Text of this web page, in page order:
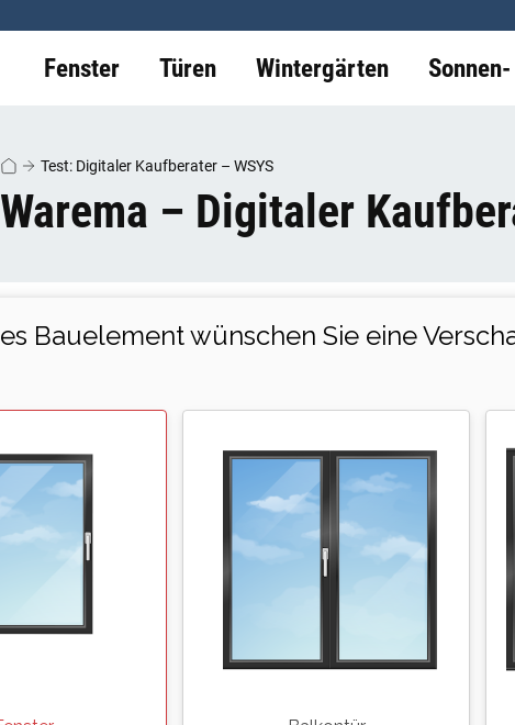
Fenster Türen Wintergärten
Test: Digitaler Kaufberater – WSYS
Warema – Digitaler